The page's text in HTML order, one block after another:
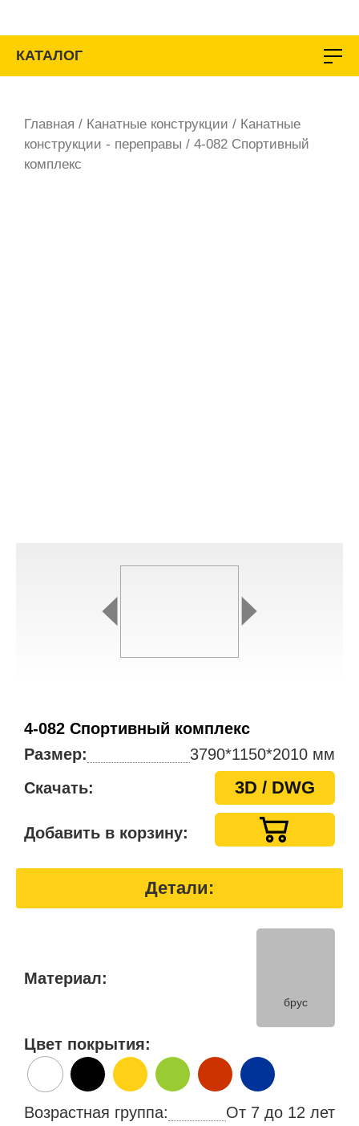
содержимому
КАТАЛОГ
Главная / Канатные конструкции / Канатные
конструкции - переправы / 4-082 Спортивный
комплекс
4-082 Спортивный комплекс
Размер:
3790*1150*2010 мм
Скачать:
3D / DWG
Добавить в корзину:
Детали:
Материал:
брус
Цвет покрытия:
Возрастная группа:
От 7 до 12 лет